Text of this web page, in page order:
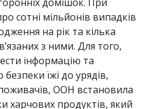
домішок. При
сотні мільйонів випадків
на рік та кілька
з ними. Для того,
інформацію та
їжі до урядів,
ООН встановила
харчових продуктів, який